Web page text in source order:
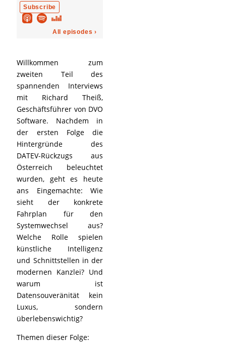
Willkommen zum
zweiten Teil des
spannenden Interviews
mit Richard Theiß,
Geschäftsführer von DVO
Software. Nachdem in
der ersten Folge die
Hintergründe des
DATEV-Rückzugs aus
Österreich beleuchtet
wurden, geht es heute
ans Eingemachte: Wie
sieht der konkrete
Fahrplan für den
Systemwechsel aus?
Welche Rolle spielen
künstliche Intelligenz
und Schnittstellen in der
modernen Kanzlei? Und
warum ist
Datensouveränität kein
Luxus, sondern
überlebenswichtig?
Themen dieser Folge: